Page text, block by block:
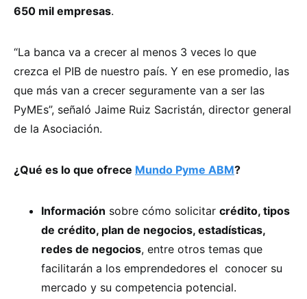
650 mil empresas.
“La banca va a crecer al menos 3 veces lo que
crezca el PIB de nuestro país. Y en ese promedio, las
que más van a crecer seguramente van a ser las
PyMEs”, señaló Jaime Ruiz Sacristán, director general
de la Asociación.
¿Qué es lo que ofrece Mundo Pyme ABM?
Información sobre cómo solicitar crédito, tipos
de crédito, plan de negocios, estadísticas,
redes de negocios, entre otros temas que
facilitarán a los emprendedores el conocer su
mercado y su competencia potencial.